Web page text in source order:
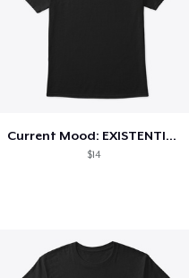
Current Mood: EXISTENTIAL CRISIS
$14